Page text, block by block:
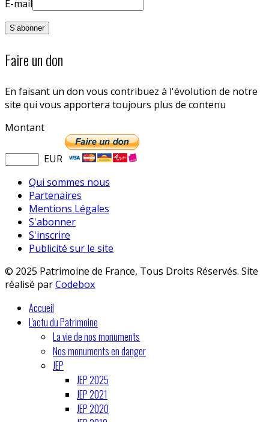
E-mail
Faire un don
En faisant un don vous contribuez à l'évolution de notre
site qui vous apportera toujours plus de contenu
Montant
EUR
Qui sommes nous
Partenaires
Mentions Légales
S'abonner
S'inscrire
Publicité sur le site
© 2025 Patrimoine de France, Tous Droits Réservés. Site
réalisé parCodebox
Accueil
L'actu du Patrimoine
La vie de nos monuments
Nos monuments en danger
JEP
JEP 2025
JEP 2021
JEP 2020